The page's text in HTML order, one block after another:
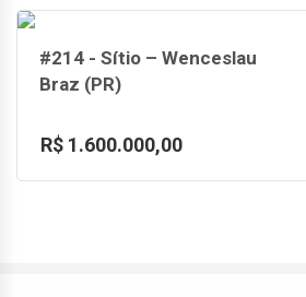
#214 - Sítio – Wenceslau
Braz (PR)
R$ 1.600.000,00